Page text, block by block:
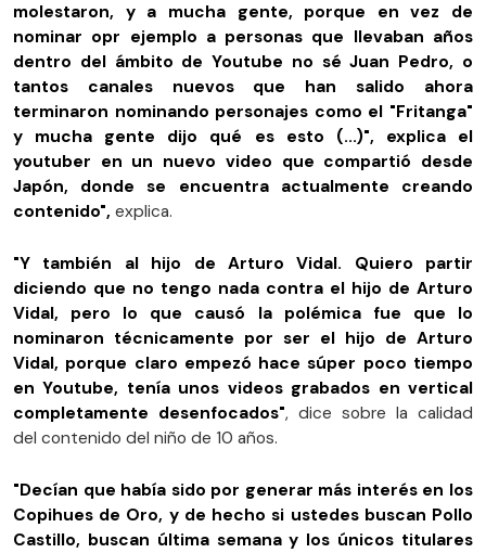
molestaron, y a mucha gente, porque en vez de
nominar opr ejemplo a personas que llevaban años
dentro del ámbito de Youtube no sé Juan Pedro, o
tantos canales nuevos que han salido ahora
terminaron nominando personajes como el "Fritanga"
y mucha gente dijo qué es esto (...)", explica el
youtuber en un nuevo video que compartió desde
Japón, donde se encuentra actualmente creando
contenido", explica.
"Y también al hijo de Arturo Vidal. Quiero partir
diciendo que no tengo nada contra el hijo de Arturo
Vidal, pero lo que causó la polémica fue que lo
nominaron técnicamente por ser el hijo de Arturo
Vidal, porque claro empezó hace súper poco tiempo
en Youtube, tenía unos videos grabados en vertical
completamente desenfocados", dice sobre la calidad
del contenido del niño de 10 años.
"Decían que había sido por generar más interés en los
Copihues de Oro, y de hecho si ustedes buscan Pollo
Castillo, buscan última semana y los únicos titulares